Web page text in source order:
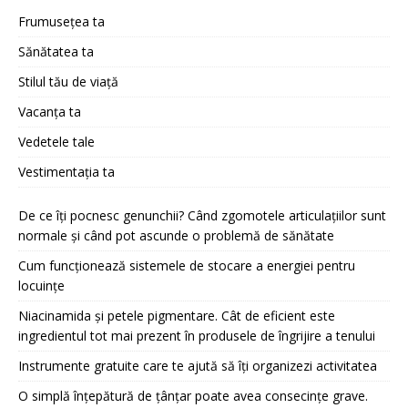
Frumusețea ta
Sănătatea ta
Stilul tău de viață
Vacanța ta
Vedetele tale
Vestimentația ta
De ce îți pocnesc genunchii? Când zgomotele articulațiilor sunt
normale și când pot ascunde o problemă de sănătate
Cum funcționează sistemele de stocare a energiei pentru
locuințe
Niacinamida și petele pigmentare. Cât de eficient este
ingredientul tot mai prezent în produsele de îngrijire a tenului
Instrumente gratuite care te ajută să îți organizezi activitatea
O simplă înțepătură de țânțar poate avea consecințe grave.